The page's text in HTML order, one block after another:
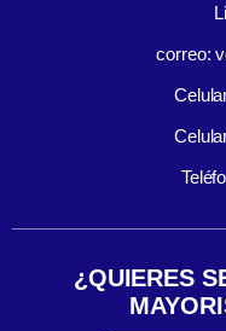
correo:
¿QUIERES